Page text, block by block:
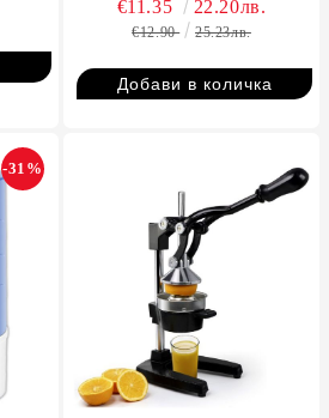
€11.35 22.20лв.
€12.90 25.23лв.
-31%